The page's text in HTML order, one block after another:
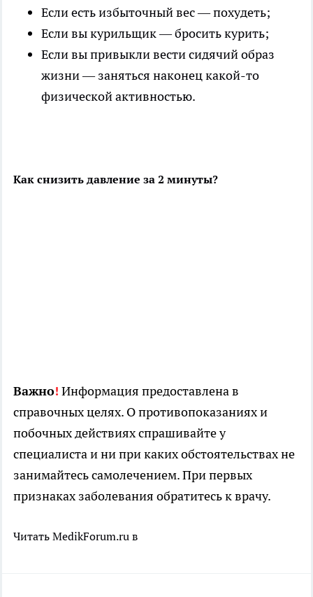
Если есть избыточный вес — похудеть;
Если вы курильщик — бросить курить;
Если вы привыкли вести сидячий образ
жизни — заняться наконец какой-то
физической активностью.
Как снизить давление за 2 минуты?
Важно! Информация предоставлена в
справочных целях. О противопоказаниях и
побочных действиях спрашивайте у
специалиста и ни при каких обстоятельствах не
занимайтесь самолечением. При первых
признаках заболевания обратитесь к врачу.
Читать MedikForum.ru в